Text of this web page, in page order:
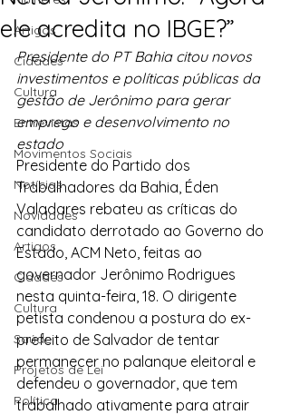
Artigos
Cidades
Cultura
Entrevistas
Movimentos Sociais
Notícias
Novidades
Artigos
Cidades
Cultura
Saúde
Projetos de Lei
Política
ele acredita no IBGE?”
Presidente do PT Bahia citou novos
investimentos e políticas públicas da
gestão de Jerônimo para gerar
emprego e desenvolvimento no
estado
Presidente do Partido dos
Trabalhadores da Bahia, Éden
Valadares rebateu as críticas do
candidato derrotado ao Governo do
Estado, ACM Neto, feitas ao
governador Jerônimo Rodrigues
nesta quinta-feira, 18. O dirigente
petista condenou a postura do ex-
prefeito de Salvador de tentar
permanecer no palanque eleitoral e
defendeu o governador, que tem
trabalhado ativamente para atrair